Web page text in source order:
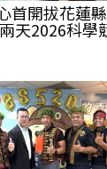
首開拔花蓮
天2026科學